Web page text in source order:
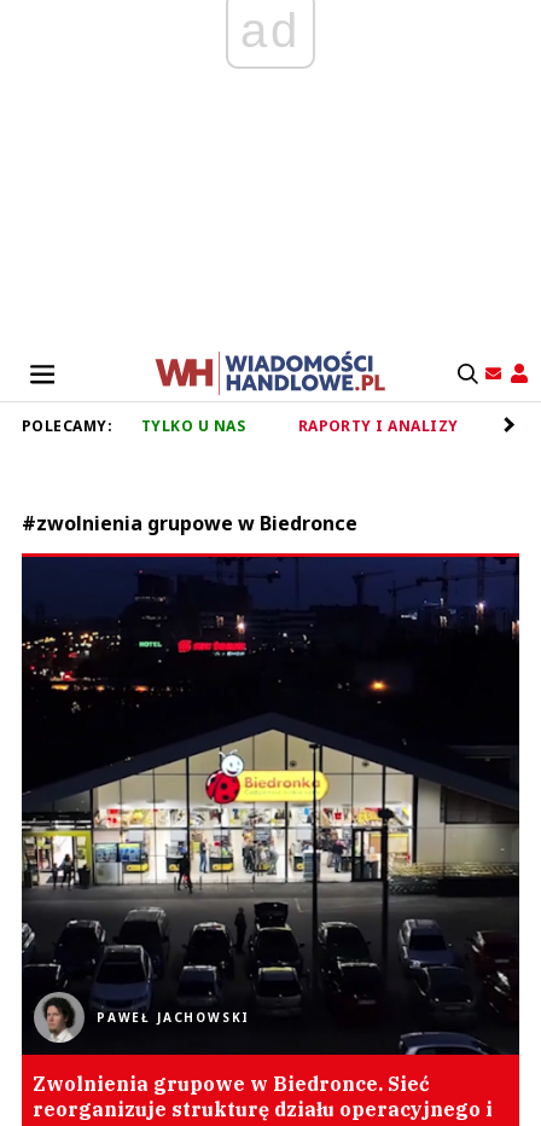
ad
POLECAMY: TYLKO U NAS RAPORTY I ANALIZY
#zwolnienia grupowe w Biedronce
PAWEŁ JACHOWSKI
Zwolnienia grupowe w Biedronce. Sieć
reorganizuje strukturę działu operacyjnego i